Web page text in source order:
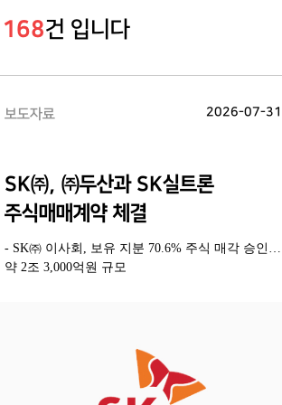
168건 입니다
보도자료 2026-07-31
SK㈜, ㈜두산과 SK실트론
주식매매계약 체결
- SK㈜ 이사회, 보유 지분 70.6% 주식 매각 승인…
약 2조 3,000억원 규모